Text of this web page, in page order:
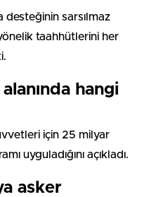
desteğinin sarsılmaz
taahhütlerini her
hangi
için 25 milyar
uyguladığını açıkladı.
asker